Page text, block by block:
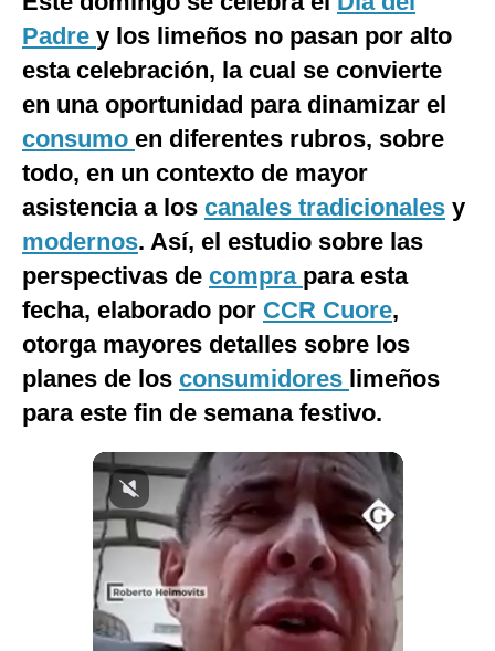
México
España
Internacional
Tecnología
Club del Suscriptor
Mix
G de Gestión
Notas Contratadas
Podcast
Gestión TV
Fotogalerías
gestion.pe
Padre y los limeños no pasan por alto
esta celebración, la cual se convierte
en una oportunidad para dinamizar el
consumo en diferentes rubros, sobre
todo, en un contexto de mayor
asistencia a los canales tradicionales y
modernos. Así, el estudio sobre las
perspectivas de compra para esta
fecha, elaborado por CCR Cuore,
otorga mayores detalles sobre los
planes de los consumidores limeños
para este fin de semana festivo.